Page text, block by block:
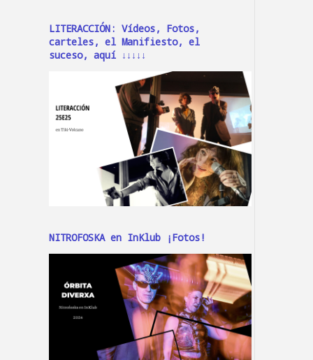
LITERACCIÓN: Vídeos, Fotos,
carteles, el Manifiesto, el
suceso, aquí ↓↓↓↓↓
NITROFOSKA en InKlub ¡Fotos!